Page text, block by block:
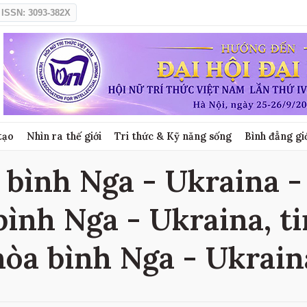
ISSN: 3093-382X
Nhìn ra thế giới Tri thức & Kỹ năng sống Bình đẳng
Nga - Ukraina
Nga - Ukraina,
bình Nga -